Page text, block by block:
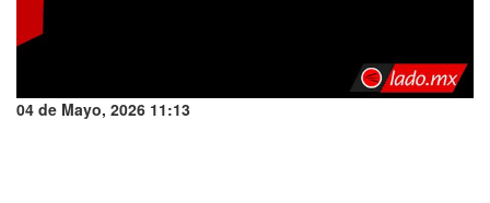
04 de Mayo, 2026 11:13